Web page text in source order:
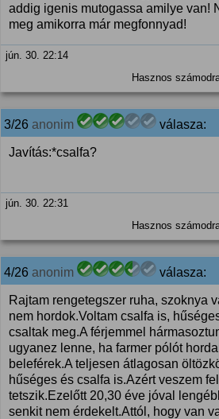
addig igenis mutogassa amilye van!
meg amikorra már megfonnyad!
jún. 30. 22:14
Hasznos
3/26 anonim válasza:
Javítás:*csalfa?
jún. 30. 22:31
Hasznos
4/26 anonim válasza:
Rajtam rengetegszer ruha, szoknya
nem hordok.Voltam csalfa is,
csaltak meg.A férjemmel
ugyanez lenne, ha farmer pólót
beleférek.A teljesen átlagosan
hűséges és csalfa is.Azért veszem
tetszik.Ezelőtt 20,30 éve jóval
senkit nem érdekelt.Attól, hogy van